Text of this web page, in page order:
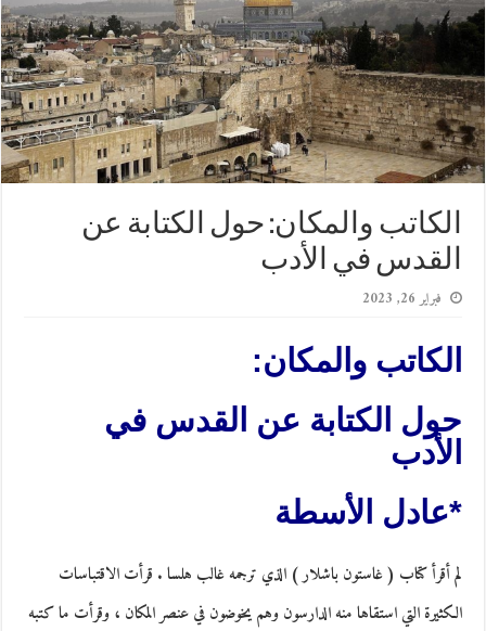
الكاتب والمكان: حول الكتابة عن
القدس في الأدب
فبراير 26, 2023
الكاتب والمكان:
حول الكتابة عن القدس في
الأدب
*عادل الأسطة
لم أقرأ كتاب ( غاستون باشلار ) الذي ترجمه غالب هلسا . قرأت الاقتباسات
الكثيرة التي استقاها منه الدارسون وهم يخوضون في عنصر المكان ، وقرأت ما كتبه